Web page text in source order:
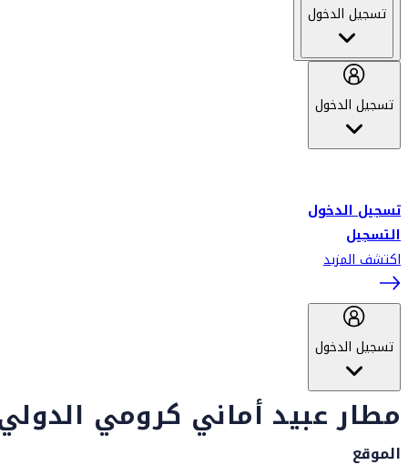
تسجيل الدخول
تسجيل الدخول
تسجيل الدخول
التسجيل
اكتشف المزيد
تسجيل الدخول
مطار عبيد أماني كرومي
الموقع